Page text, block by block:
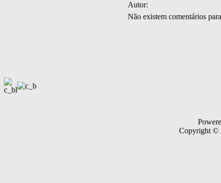
Autor:
Não existem comentários
Copyright ©